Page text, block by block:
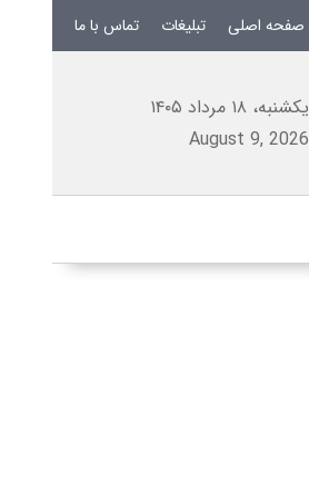
صفحه اصلی تبلیغات تماس با ما
یکشنبه، ۱۸ مرداد ۱۴۰۵
August 9, 2026